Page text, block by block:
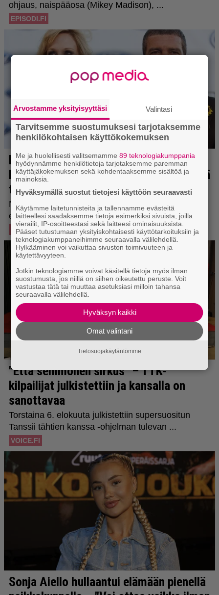
Arvostamme yksityisyyttäsi Valintasi
Tarvitsemme suostumuksesi tarjotaksemme
henkilökohtaisen käyttökokemuksen
Me ja huolellisesti valitsemamme89 teknologiakumppania
hyödynnämme henkilötietoja tarjotaksemme paremman
käyttäjäkokemuksen sekä kohdentaaksemme sisältöä ja
mainoksia.
Hyväksymällä suostut tietojesi käyttöön seuraavasti
Käytämme laitetunnisteita ja tallennamme evästeitä
laitteellesi saadaksemme tietoja esimerkiksi sivuista, joilla
vierailit, IP-osoitteestasi sekä laitteesi ominaisuuksista.
Pääset tutustumaan yksityiskohtaisesti käyttötarkoituksiin ja
teknologiakumppaneihimme seuraavalla välilehdellä.
Hylkääminen voi vaikuttaa sivuston toimivuuteen ja
käytettävyyteen.
Jotkin teknologiamme voivat käsitellä tietoja myös ilman
suostumusta, jos niillä on siihen oikeutettu peruste. Voit
vastustaa tätä tai muuttaa asetuksiasi milloin tahansa
seuraavalla välilehdellä.
Hyväksyn kaikki
Omat valintani
Tietosuojakäytäntömme